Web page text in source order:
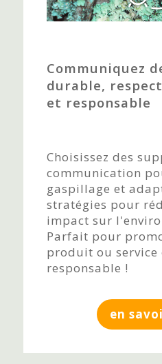
Communiquez
durable,
et responsable
Choisissez des
communication
gaspillage et
stratégies pour
impact sur
Parfait pour
produit ou service
responsable !
en